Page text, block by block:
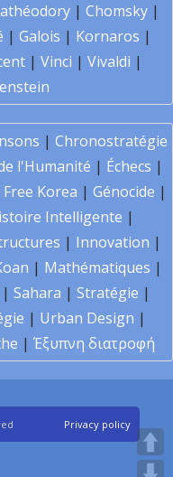
| Chomsky|
| Galois | Kornaros |
| Vinci | Vivaldi |
| Chronostratégie
l'Humanité | Échecs |
Free Korea | Génocide |
Intelligente |
| Innovation |
| Mathématiques |
| Sahara | Stratégie |
| Urban Design |
| Έξυπνη διατροφή
Privacy policy